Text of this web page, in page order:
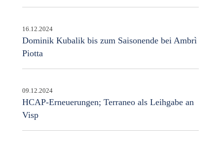
16.12.2024
Dominik Kubalik bis zum Saisonende bei Ambrì
Piotta
09.12.2024
HCAP-Erneuerungen; Terraneo als Leihgabe an
Visp